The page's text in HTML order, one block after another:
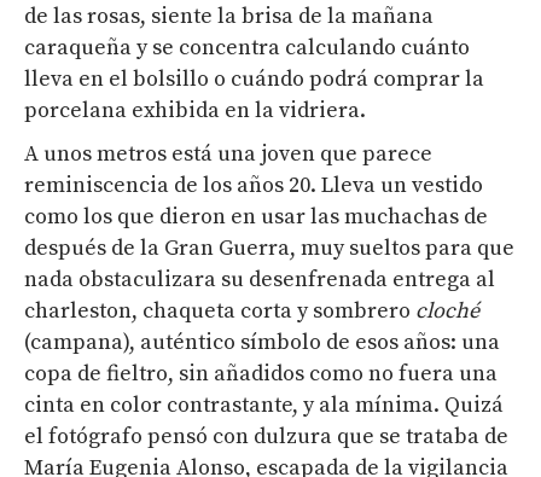
de las rosas, siente la brisa de la mañana
caraqueña y se concentra calculando cuánto
lleva en el bolsillo o cuándo podrá comprar la
porcelana exhibida en la vidriera.
A unos metros está una joven que parece
reminiscencia de los años 20. Lleva un vestido
como los que dieron en usar las muchachas de
después de la Gran Guerra, muy sueltos para que
nada obstaculizara su desenfrenada entrega al
charleston, chaqueta corta y sombrero cloché
(campana), auténtico símbolo de esos años: una
copa de fieltro, sin añadidos como no fuera una
cinta en color contrastante, y ala mínima. Quizá
el fotógrafo pensó con dulzura que se trataba de
María Eugenia Alonso, escapada de la vigilancia